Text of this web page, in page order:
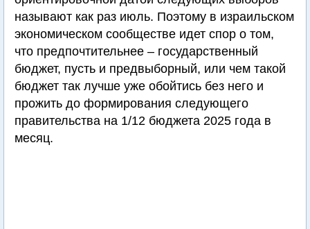
называют как раз июль. Поэтому в израильском
экономическом сообществе идет спор о том,
что предпочтительнее – государственный
бюджет, пусть и предвыборный, или чем такой
бюджет так лучше уже обойтись без него и
прожить до формирования следующего
правительства на 1/12 бюджета 2025 года в
месяц.